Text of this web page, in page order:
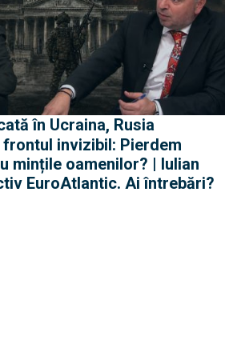
frontul invizibil: Pierdem
mințile oamenilor? | Iulian
EuroAtlantic. Ai întrebări?